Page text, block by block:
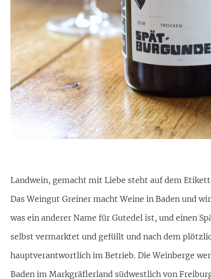
Landwein, gemacht mit Liebe steht auf dem
Das Weingut Greiner macht Weine in Baden und
was ein anderer Name für Gutedel ist, und einen
selbst vermarktet und gefüllt und nach dem
hauptverantwortlich im Betrieb. Die Weinberge
Baden im Markgräflerland südwestlich von